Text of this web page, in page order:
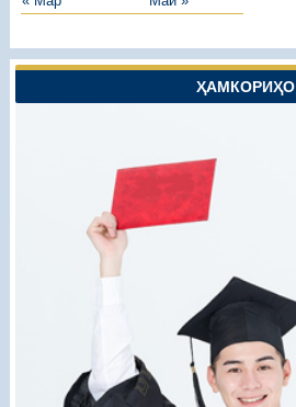
ҲАМКОРИҲО